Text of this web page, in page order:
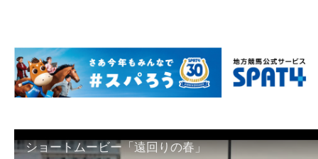
ショートムービー「遠回りの春」